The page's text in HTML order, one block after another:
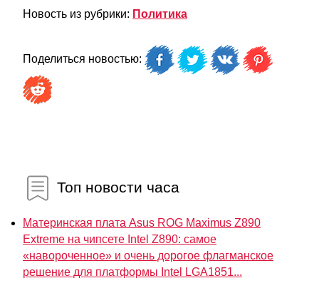
Новость из рубрики: Политика
Поделиться новостью:
Топ новости часа
Материнская плата Asus ROG Maximus Z890
Extreme на чипсете Intel Z890: самое
«навороченное» и очень дорогое флагманское
решение для платформы Intel LGA1851...